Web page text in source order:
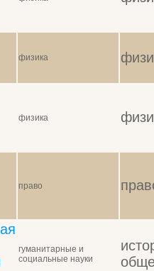
физика
физика
право
гуманитарные и
социальные науки